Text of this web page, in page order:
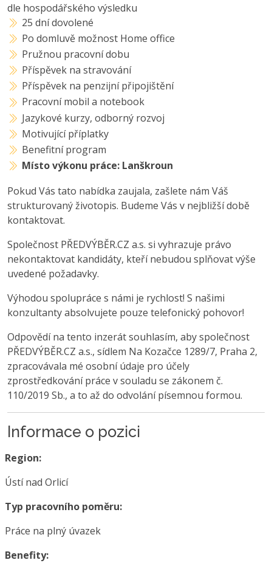
dle hospodářského výsledku
25 dní dovolené
Po domluvě možnost Home office
Pružnou pracovní dobu
Příspěvek na stravování
Příspěvek na penzijní připojištění
Pracovní mobil a notebook
Jazykové kurzy, odborný rozvoj
Motivující příplatky
Benefitní program
Místo výkonu práce: Lanškroun
Pokud Vás tato nabídka zaujala, zašlete nám Váš
strukturovaný životopis. Budeme Vás v nejbližší době
kontaktovat.
Společnost PŘEDVÝBĚR.CZ a.s. si vyhrazuje právo
nekontaktovat kandidáty, kteří nebudou splňovat výše
uvedené požadavky.
Výhodou spolupráce s námi je rychlost! S našimi
konzultanty absolvujete pouze telefonický pohovor!
Odpovědí na tento inzerát souhlasím, aby společnost
PŘEDVÝBĚR.CZ a.s., sídlem Na Kozačce 1289/7, Praha 2,
zpracovávala mé osobní údaje pro účely
zprostředkování práce v souladu se zákonem č.
110/2019 Sb., a to až do odvolání písemnou formou.
Informace o pozici
Region:
Ústí nad Orlicí
Typ pracovního poměru:
Práce na plný úvazek
Benefity: